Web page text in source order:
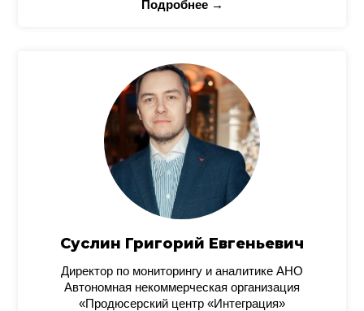
Подробнее →
Суслин Григорий Евгеньевич
Директор по мониторингу и аналитике АНО
Автономная некоммерческая организация
«Продюсерский центр «Интеграция»